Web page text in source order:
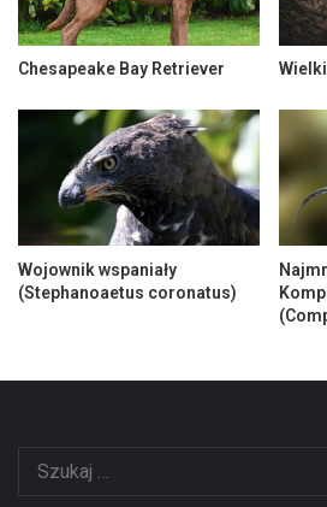
Chesapeake Bay Retriever
Wojownik wspaniały
(Stephanoaetus coronatus)